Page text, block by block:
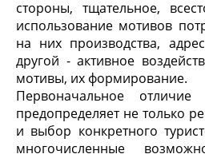
стороны, тщательное,
использование мотивов
на них производства,
другой - активное
мотивы, их формирование.
Первоначальное отличие
предопределяет не только
и выбор конкретного
многочисленные